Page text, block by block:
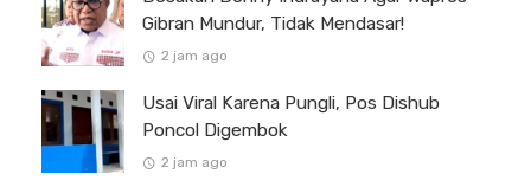
Gibran Mundur, Tidak Mendasar!
2 jam ago
Usai Viral Karena Pungli, Pos Dishub
Poncol Digembok
2 jam ago